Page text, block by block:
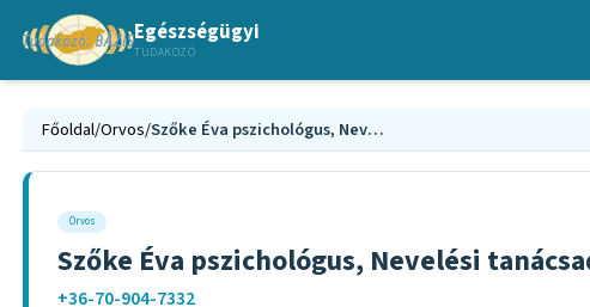
Egészségügyi
TUDAKOZÓ
Főoldal/Orvos/ Szőke Éva pszichológus, Nevelési tanácsadó online Miskolc
Orvos
Szőke Éva pszichológus, Nevelési
+36-70-904-7332